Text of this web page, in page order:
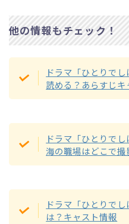
他の情報もチェック！
ドラマ「ひとりで
読める？あらすじ
ドラマ「ひとりで
海の職場はどこで撮
ドラマ「ひとりで
は？キャスト情報